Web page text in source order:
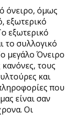
όνειρο, όμως
εξωτερικό
εξωτερικό
το συλλογικό
μεγάλο Όνειρο
τους
και
που
είναι σαν
Οι